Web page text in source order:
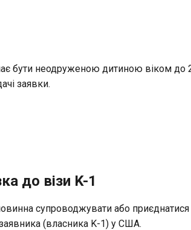
бути неодруженою дитиною віком до
заявки.
до візи K-1
супроводжувати або
(власника K-1) у США.